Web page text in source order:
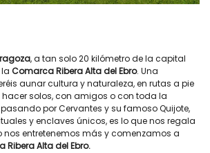
, a tan solo 20 kilómetro de la capital
Comarca Ribera Alta del Ebro. Una
aunar cultura y naturaleza, en rutas a pie
hacer solos, con amigos o con toda la
por Cervantes y su famoso Quijote,
y enclaves únicos, es lo que nos regala
nos entretenemos más y comenzamos a
Ribera Alta del Ebro.